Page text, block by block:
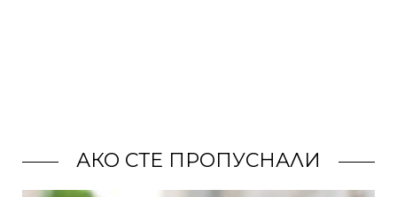
АКО СТЕ ПРОПУСНАЛИ